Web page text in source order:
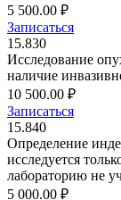
5 500.00 ₽
Записаться
15.830
Исследование
наличие
10 500.00 ₽
Записаться
15.840
Определение
исследуется
лабораторию не
5 000.00 ₽